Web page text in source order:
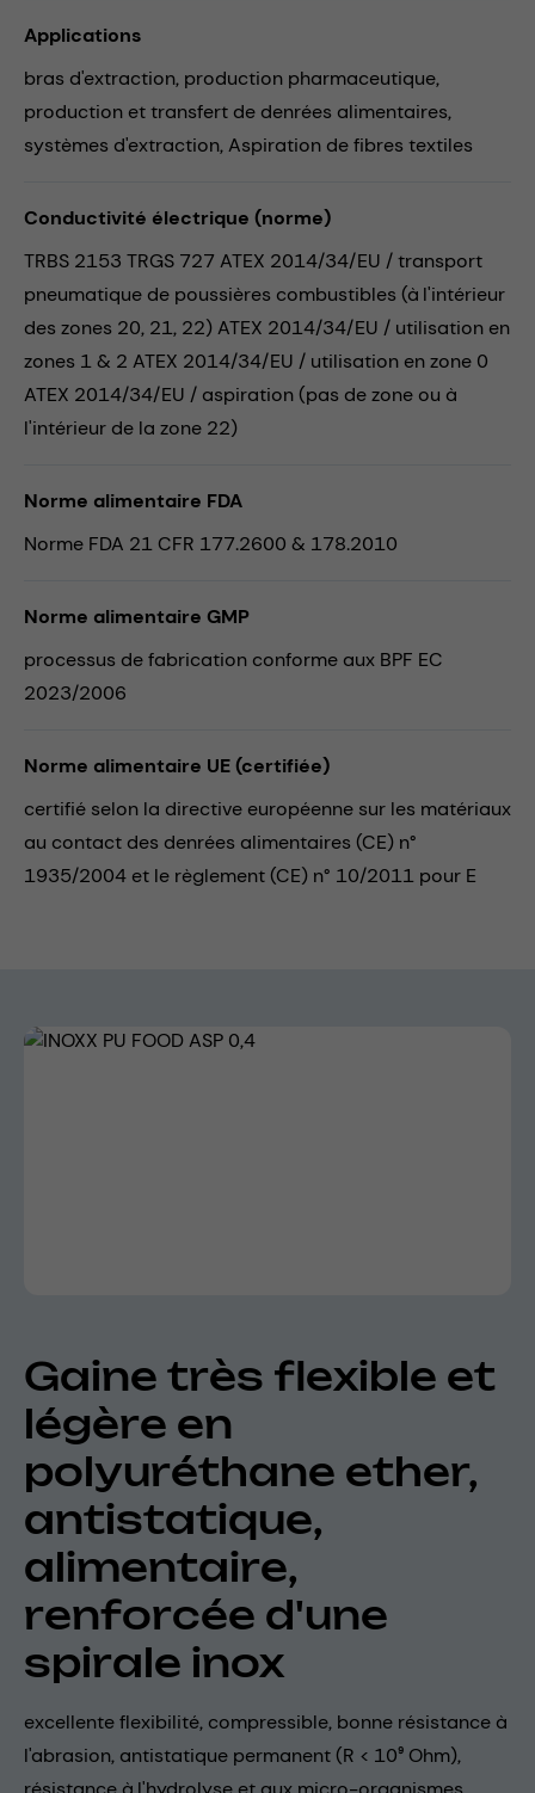
Applications
bras d'extraction, production pharmaceutique,
production et transfert de denrées alimentaires,
systèmes d'extraction,Aspiration de fibres textiles
Conductivité électrique (norme)
TRBS 2153 TRGS 727 ATEX 2014/34/EU / transport
pneumatique de poussières combustibles (à l'intérieur
des zones 20, 21, 22) ATEX 2014/34/EU / utilisation en
zones 1 & 2 ATEX 2014/34/EU / utilisation en zone 0
ATEX 2014/34/EU / aspiration (pas de zone ou à
l'intérieur de la zone 22)
Norme alimentaire FDA
Norme FDA 21 CFR 177.2600 & 178.2010
Norme alimentaire GMP
processus de fabrication conforme aux BPF EC
2023/2006
Norme alimentaire UE (certifiée)
certifié selon la directive européenne sur les matériaux
au contact des denrées alimentaires (CE) n°
1935/2004 et le règlement (CE) n° 10/2011 pour E
Skip image gallery
Gaine très flexible et
légère en
polyuréthane ether,
antistatique,
alimentaire,
renforcée d'une
spirale inox
excellente flexibilité, compressible, bonne résistance à
l'abrasion, antistatique permanent (R < 10⁹ Ohm),